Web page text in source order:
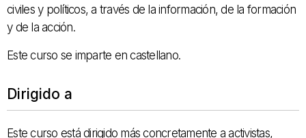
civiles y políticos, a través de la información, de la formación
y de la acción.
Este curso se imparte en castellano.
Dirigido a
Este curso está dirigido más concretamente a activistas,